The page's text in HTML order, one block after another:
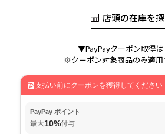
店頭の在庫を
▼PayPayクーポン取得は
※クーポン対象商品のみ適用